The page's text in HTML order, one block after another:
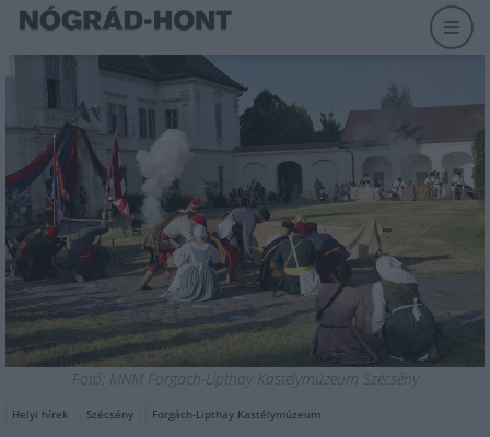
Fotó: MNM Forgách-Lipthay Kastélymúzeum Szécsény
Helyi hírek Szécsény Forgách-Lipthay Kastélymúzeum